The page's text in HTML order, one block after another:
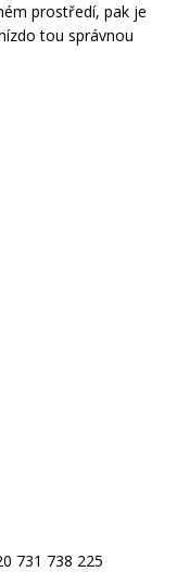
prostředí, pak je
tou správnou
731 738 225